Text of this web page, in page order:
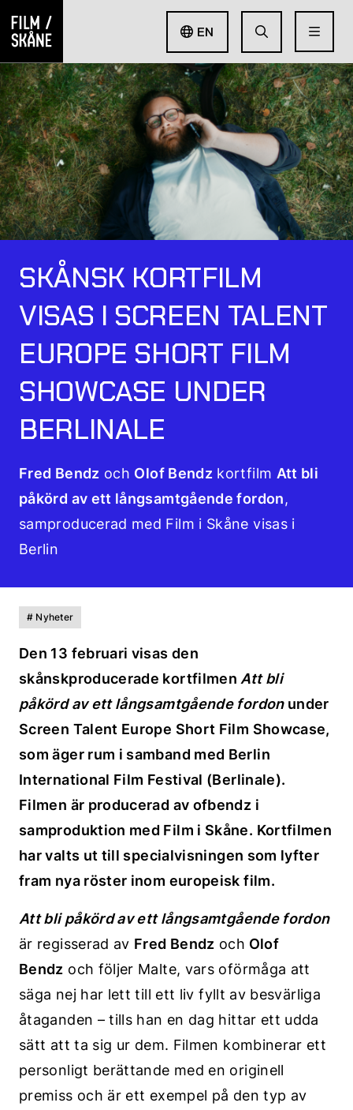
EN
SKÅNSK KORTFILM
VISAS I SCREEN TALENT
EUROPE SHORT FILM
SHOWCASE UNDER
BERLINALE
Fred Bendz och Olof Bendz kortfilm Att bli
påkörd av ett långsamtgående fordon,
samproducerad med Film i Skåne visas i
Berlin
# Nyheter
Den 13 februari visas den
skånskproducerade kortfilmen Att bli
påkörd av ett långsamtgående fordonunder
Screen Talent Europe Short Film Showcase,
som äger rum i samband med Berlin
International Film Festival (Berlinale).
Filmen är producerad av ofbendz i
samproduktion med Film i Skåne. Kortfilmen
har valts ut till specialvisningen som lyfter
fram nya röster inom europeisk film.
Att bli påkörd av ett långsamtgående fordon
är regisserad av Fred Bendz och Olof
Bendz och följer Malte, vars oförmåga att
säga nej har lett till ett liv fyllt av besvärliga
åtaganden – tills han en dag hittar ett udda
sätt att ta sig ur dem. Filmen kombinerar ett
personligt berättande med en originell
premiss och är ett exempel på den typ av